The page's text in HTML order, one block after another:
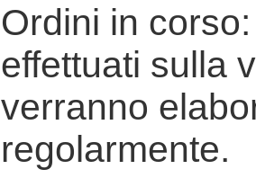
Ordini in
effettuati sulla
verranno
regolarmente.